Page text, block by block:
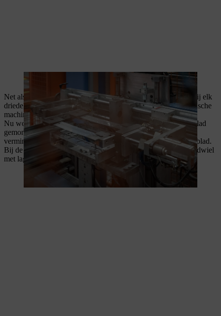
Een laspers drukt de driedelige zaagbladen samen.
Net als bij de productie van een massief zaagblad wordt ook bij elk
driedelig zaagblad van STIHL het loopvlak in een volautomatische
machine gehard.
Nu wordt het neustandwiel in de kop van het driedelige zaagblad
gemonteerd. Hierdoor wordt de wrijving op het zaagblad
verminderd, want het neustandwiel tilt de ketting van het zaagblad.
Bij de montage wordt de zaagbladkop gespreid en het neustandwiel
met lagers ingeschoven.